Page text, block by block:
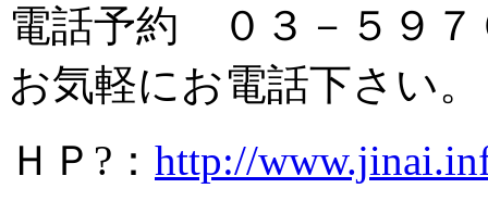
電話予約 ０３－５９７
お気軽にお電話下さい。
ＨＰ?： http://